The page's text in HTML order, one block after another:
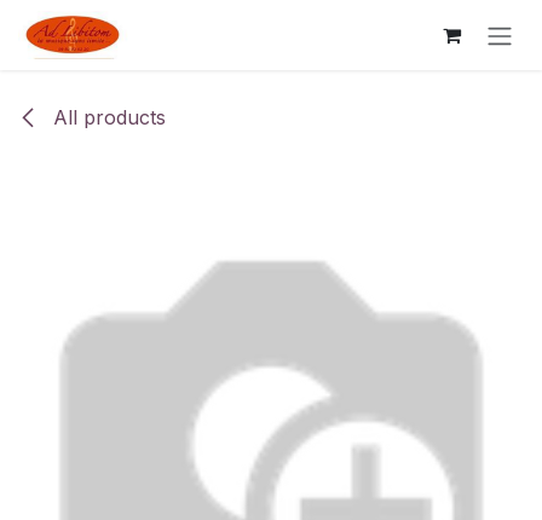
Skip to Content
All products